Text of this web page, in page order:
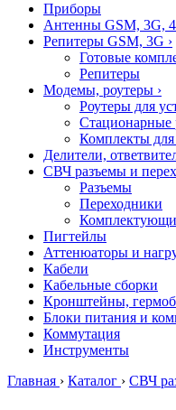
Приборы
Антенны GSM, 3G,
Репитеры GSM, 3G ›
Готовые
Репитеры
Модемы, роутеры ›
Роутеры для
Стационарные
Комплекты для
Делители,
СВЧ разъемы и
Разъемы
Переходники
Пигтейлы
Аттенюаторы и
Кабели
Кабельные сборки
Кронштейны,
Блоки питания и
Коммутация
Инструменты
Главная › Каталог › СВЧ